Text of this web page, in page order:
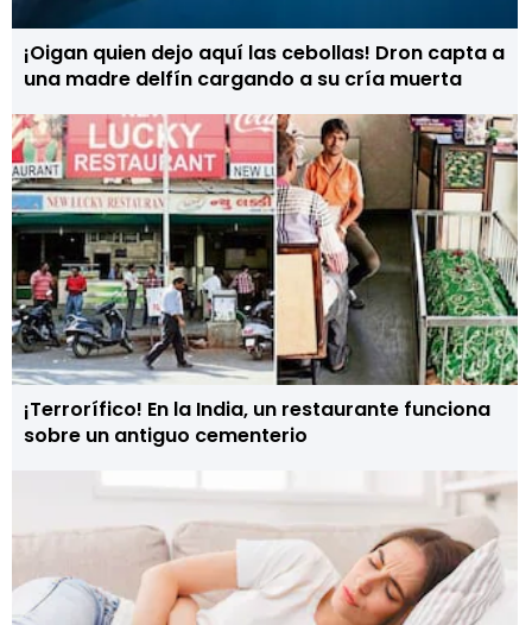
¡Oigan quien dejo aquí las cebollas! Dron capta a
una madre delfín cargando a su cría muerta
¡Terrorífico! En la India, un restaurante funciona
sobre un antiguo cementerio